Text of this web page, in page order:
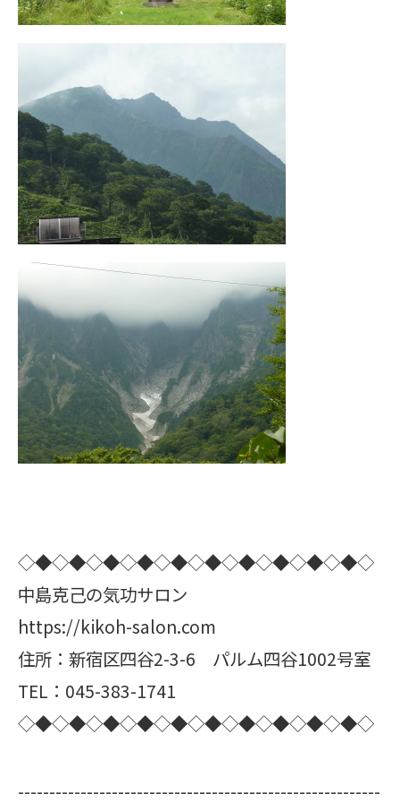
◇◆◇◆◇◆◇◆◇◆◇◆◇◆◇◆◇◆◇◆◇
中島克己の気功サロン
https://kikoh-salon.com
住所：新宿区四谷2-3-6 パルム四谷1002号室
TEL：045-383-1741
◇◆◇◆◇◆◇◆◇◆◇◆◇◆◇◆◇◆◇◆◇
----------------------------------------------------------